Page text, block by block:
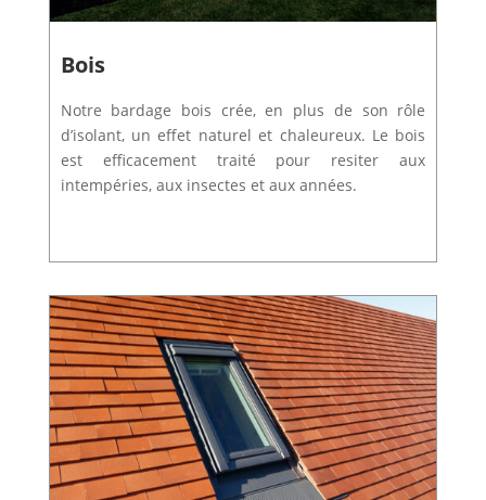
Bois
Notre bardage bois crée, en plus de son rôle
d’isolant, un effet naturel et chaleureux. Le bois
est efficacement traité pour resiter aux
intempéries, aux insectes et aux années.